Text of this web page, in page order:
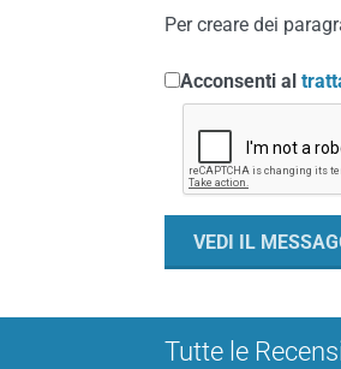
Per creare dei
Acconsenti al
Tutte le